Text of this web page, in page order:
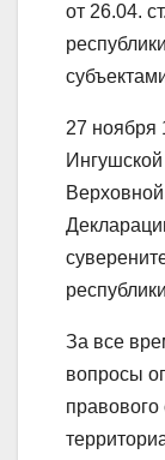
от 26.04.
27 ноября
За все
вопросы
правового